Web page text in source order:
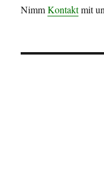
NimmKontaktmit